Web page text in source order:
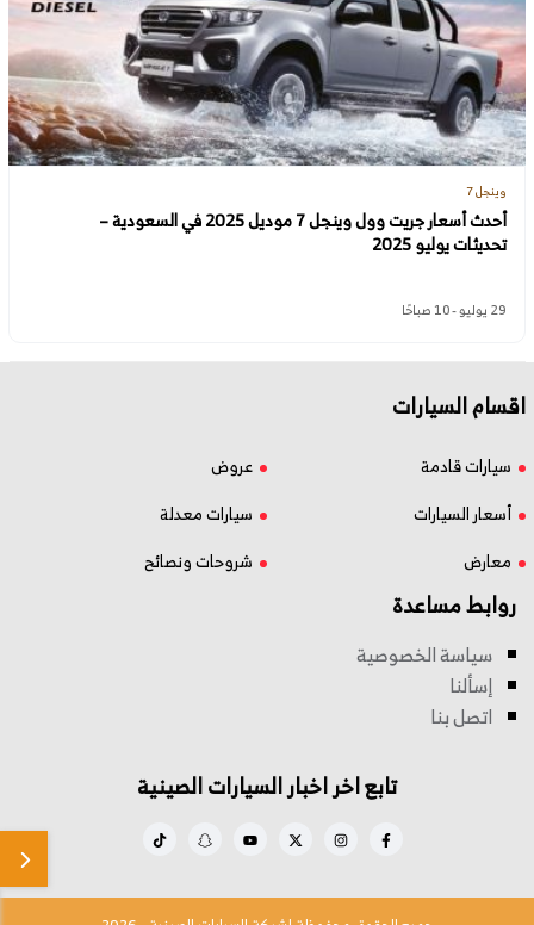
وينجل 7
أحدث أسعار جريت وول وينجل 7 موديل 2025 في السعودية –
تحديثات يوليو 2025
29 يوليو - 10 صباحًا
اقسام السيارات
سيارات قادمة
عروض
أسعار السيارات
سيارات معدلة
معارض
شروحات ونصائح
روابط مساعدة
سياسة الخصوصية
إسألنا
اتصل بنا
تابع اخر اخبار السيارات الصينية